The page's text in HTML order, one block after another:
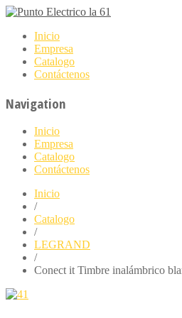
Inicio
Empresa
Catalogo
Contáctenos
Navigation
Inicio
Empresa
Catalogo
Contáctenos
Inicio
/
Catalogo
/
LEGRAND
/
Conect it Timbre inalámbrico